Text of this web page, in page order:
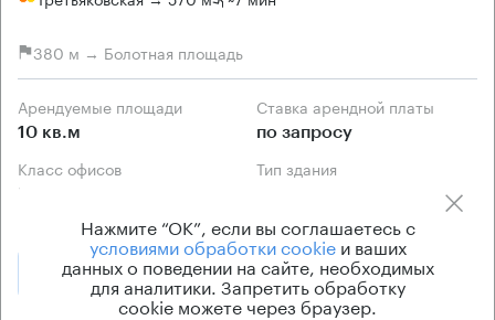
380 м → Болотная площадь
Арендуемые площади
10 кв.м
Ставка арендной платы
по запросу
Класс офисов
B
Тип здания
Позвонить Получить презентацию
Нажмите “ОК”, если вы соглашаетесь с
условиями обработки cookieи ваших
данных о поведении на сайте, необходимых
для аналитики. Запретить обработку
cookie можете через браузер.